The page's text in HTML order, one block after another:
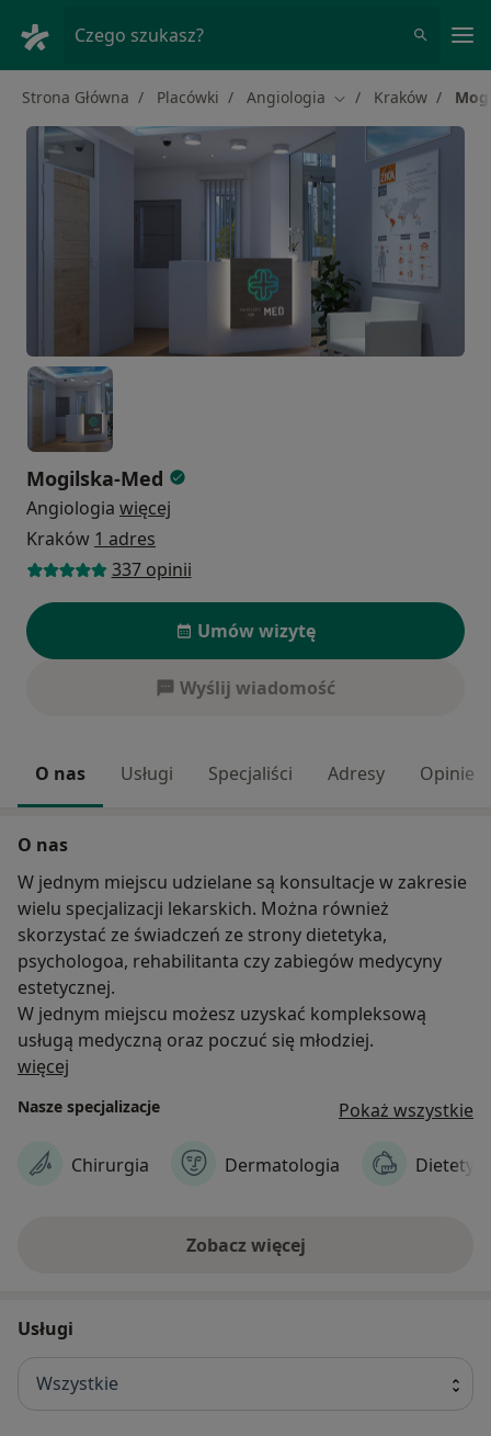
Czego szukasz?
Strona Główna Placówki Angiologia Zmień miasto
Kraków
Mogilska-Med
Angiologia więcej
Kraków 1 adres
337 opinii
Umów wizytę
Wyślij wiadomość
O nas Usługi Specjaliści Adresy Opinie
O nas
W jednym miejscu udzielane są konsultacje w zakresie
wielu specjalizacji lekarskich. Można również
skorzystać ze świadczeń ze strony dietetyka,
psychologoa, rehabilitanta czy zabiegów medycyny
estetycznej.
W jednym miejscu możesz uzyskać kompleksową
usługą medyczną oraz poczuć się młodziej.
więcej
Nasze specjalizacje Pokaż wszystkie
Chirurgia Dermatologia
Zobacz więcej
Usługi
Wszystkie